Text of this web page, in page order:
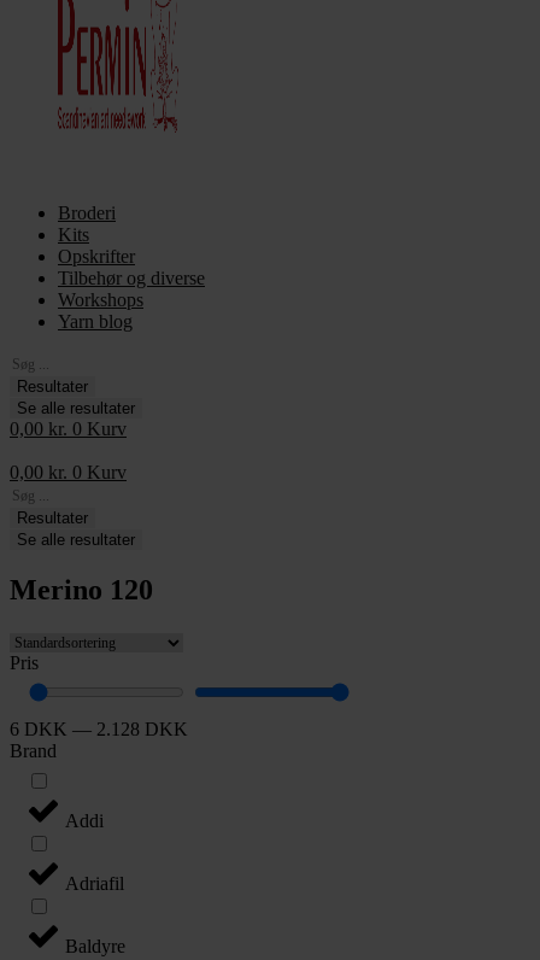
Broderi
Kits
Opskrifter
Tilbehør og diverse
Workshops
Yarn blog
Search
...Resultater
Se alle resultater
0,00 kr. 0 Kurv
0,00 kr. 0 Kurv
Search
...Resultater
Se alle resultater
Merino 120
Pris
6 DKK — 2.128 DKK
Brand
Addi
Adriafil
Baldyre